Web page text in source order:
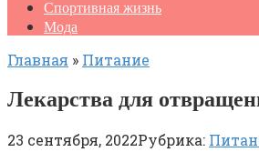
Спортивная жизнь
Мода
Главная » Питание
Лекарства для
23 сентября, 2022Рубрика: